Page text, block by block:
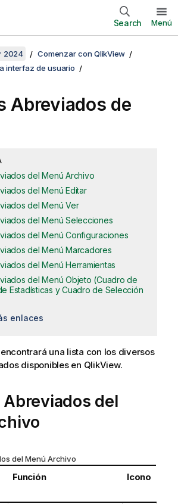
Search Menú
2024
Comenzar con QlikView
interfaz de usuario
Abreviados de
del Menú Archivo
del Menú Editar
del Menú Ver
del Menú Selecciones
del Menú Configuraciones
del Menú Marcadores
del Menú Herramientas
del Menú Objeto (Cuadro de
Estadísticas y Cuadro de Selección
enlaces
una lista con los diversos
disponibles en QlikView.
del
del Menú Archivo
Función Icono